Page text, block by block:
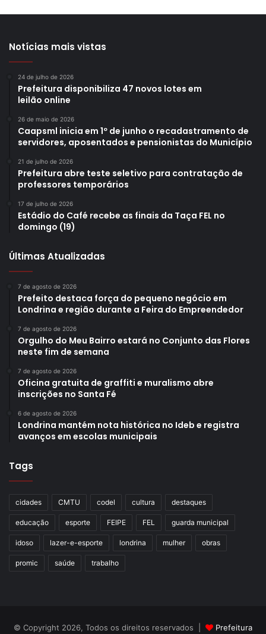
Notícias mais vistas
24 de julho de 2026
Prefeitura disponibiliza 47 novos lotes em
leilão online
26 de maio de 2026
Caapsml inicia em 1º de junho o recadastramento de
servidores, aposentados e pensionistas do Município
21 de julho de 2026
Prefeitura abre teste seletivo para contratação de
professores temporários
17 de julho de 2026
Estádio do Café recebe as finais da Taça FEL no
domingo (19)
Últimas Atualizadas
7 de agosto de 2026
Prefeito destaca força do pequeno negócio em
Londrina e região durante a Feira do Empreendedor
7 de agosto de 2026
Orgulho do Meu Bairro estará no Conjunto das Flores
neste fim de semana
7 de agosto de 2026
Oficina gratuita de graffiti e muralismo abre
inscrições no Santa Fé
6 de agosto de 2026
Londrina mantém nota histórica no Ideb e registra
avanços em escolas municipais
Tags
cidades CMTU codel cultura destaques
educação esporte FEIPE FEL guarda municipal
idoso lazer-e-esporte londrina mulher obras
promic saúde trabalho
© Copyright 2026, Todos os direitos reservados | Prefeitura